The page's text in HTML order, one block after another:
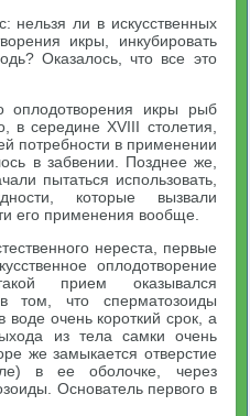
нельзя ли в искусственных
икры, инкубировать
Оказалось, что все это
оплодотворения икры рыб
в середине XVIII столетия,
потребности в применении
в забвении. Позднее же,
пытаться использовать,
которые вызвали
его применения вообще.
нереста, первые
оплодотворение
прием оказывался
том, что сперматозоиды
воде очень короткий срок, а
из тела самки очень
же замыкается отверстие
в ее оболочке, через
Основатель первого в